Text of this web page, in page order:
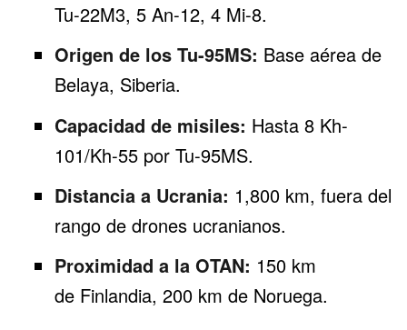
Tu-22M3, 5 An-12, 4 Mi-8.
Origen de los Tu-95MS: Base aérea de
Belaya, Siberia.
Capacidad de misiles: Hasta 8 Kh-
101/Kh-55 por Tu-95MS.
Distancia a Ucrania: 1,800 km, fuera del
rango de drones ucranianos.
Proximidad a la OTAN: 150 km
de Finlandia, 200 km de Noruega.